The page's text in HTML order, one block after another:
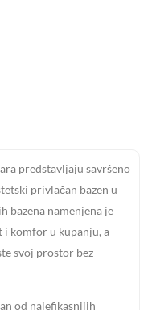
predstavljaju savršeno
privlačan bazen u
bazena namenjena je
i komfor u kupanju, a
svoj prostor bez
od najefikasnijih